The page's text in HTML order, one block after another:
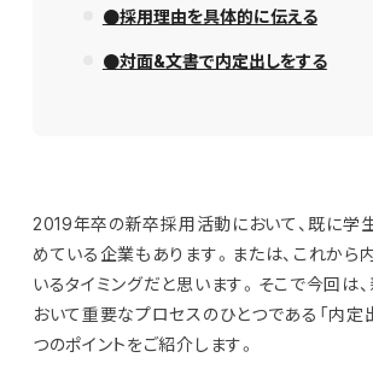
●採用理由を具体的に伝える
●対面&文書で内定出しをする
2019年卒の新卒採用活動において、既に学
めている企業もあります。または、これから
いるタイミングだと思います。そこで今回は
おいて重要なプロセスのひとつである「内定
つのポイントをご紹介します。